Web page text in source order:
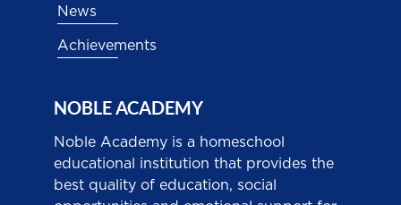
News
Achievements
NOBLE ACADEMY
Noble Academy is a homeschool
educational institution that provides the
best quality of education, social